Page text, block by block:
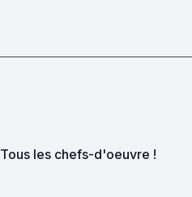
Tous les chefs-d'oeuvre !